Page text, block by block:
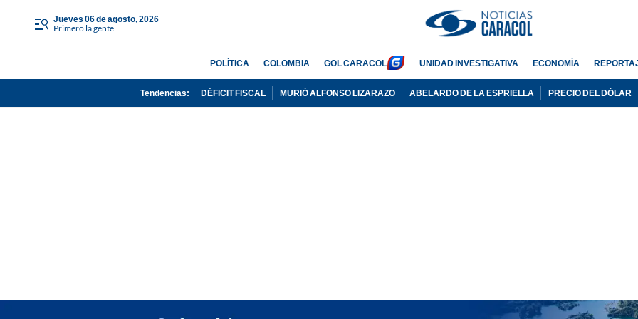
jueves 06 de agosto, 2026
Primero la gente
POLÍTICA COLOMBIA GOL CARACOL UNIDAD INVESTIGATIVA ECONOMÍA
Tendencias: DÉFICIT FISCAL MURIÓ ALFONSO LIZARAZO ABELARDO DE LA ESPRIELLA PRECIO DEL DÓLAR